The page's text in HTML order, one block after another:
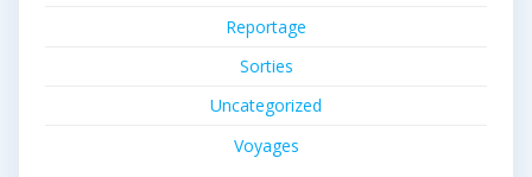
Reportage
Sorties
Uncategorized
Voyages